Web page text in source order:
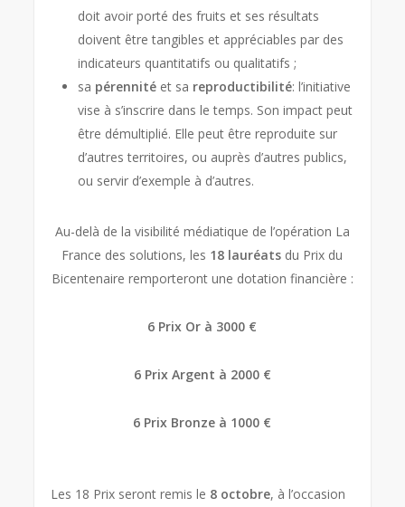
doit avoir porté des fruits et ses résultats
doivent être tangibles et appréciables par des
indicateurs quantitatifs ou qualitatifs ;
sa pérennité et sa reproductibilité: l’initiative
vise à s’inscrire dans le temps. Son impact peut
être démultiplié. Elle peut être reproduite sur
d’autres territoires, ou auprès d’autres publics,
ou servir d’exemple à d’autres.
Au-delà de la visibilité médiatique de l’opération La
France des solutions, les 18 lauréats du Prix du
Bicentenaire remporteront une dotation financière :
6 Prix Or à 3000 €
6 Prix Argent à 2000 €
6 Prix Bronze à 1000 €
Les 18 Prix seront remis le 8 octobre, à l’occasion